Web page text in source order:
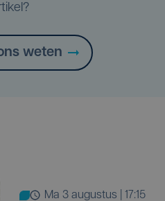
weten
ma 3 augustus | 17:15